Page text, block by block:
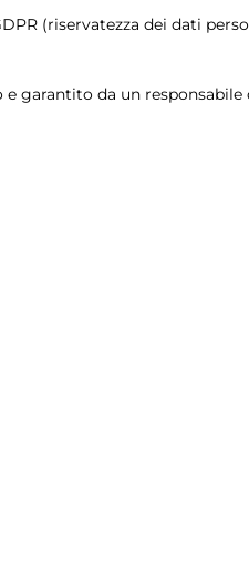
(riservatezza dei dati
garantito da un